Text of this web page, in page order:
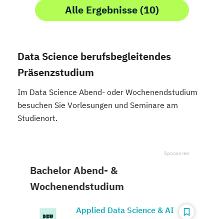
Alle Ergebnisse (10)
Data Science berufsbegleitendes
Präsenzstudium
Im Data Science Abend- oder Wochenendstudium
besuchen Sie Vorlesungen und Seminare am
Studienort.
Bachelor Abend- &
Wochenendstudium
Applied Data Science & AI